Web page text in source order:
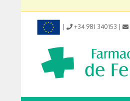
+34 981 340153